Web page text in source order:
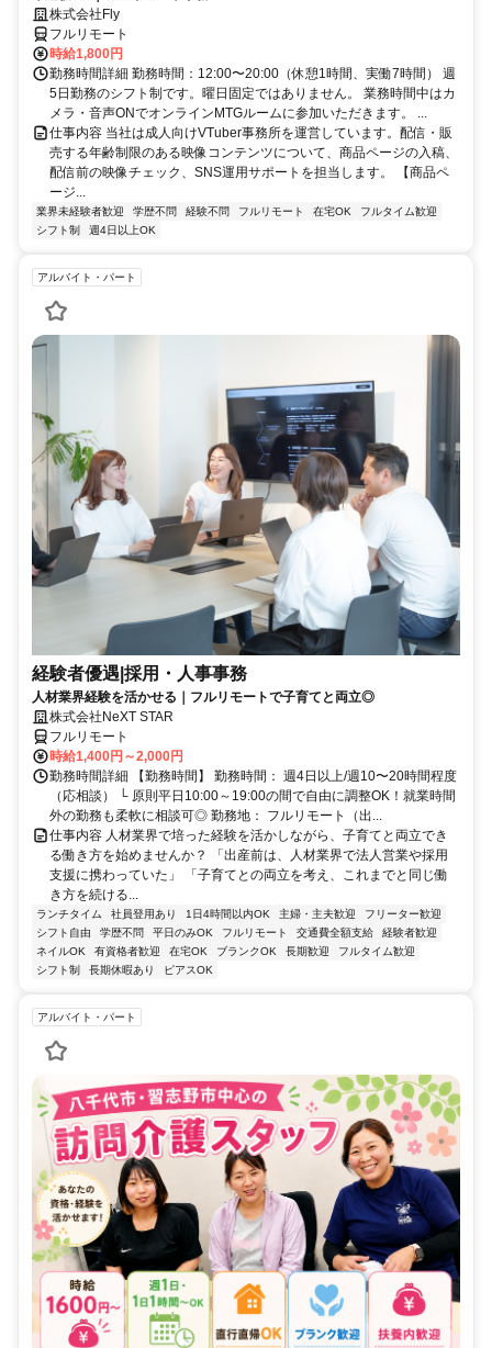
株式会社Fly
フルリモート
時給1,800円
勤務時間詳細 勤務時間：12:00〜20:00（休憩1時間、実働7時間） 週
5日勤務のシフト制です。曜日固定ではありません。 業務時間中はカ
メラ・音声ONでオンラインMTGルームに参加いただきます。 ...
仕事内容 当社は成人向けVTuber事務所を運営しています。配信・販
売する年齢制限のある映像コンテンツについて、商品ページの入稿、
配信前の映像チェック、SNS運用サポートを担当します。 【商品ペ
ージ...
業界未経験者歓迎 学歴不問 経験不問 フルリモート 在宅OK
フルタイム歓迎
シフト制
週4日以上OK
アルバイト・パート
経験者優遇|採用・人事事務
人材業界経験を活かせる｜フルリモートで子育てと両立◎
株式会社NeXT STAR
フルリモート
時給1,400円～2,000円
勤務時間詳細 【勤務時間】 勤務時間： 週4日以上/週10〜20時間程度
（応相談） └ 原則平日10:00～19:00の間で自由に調整OK！就業時間
外の勤務も柔軟に相談可◎ 勤務地： フルリモート（出...
仕事内容 人材業界で培った経験を活かしながら、子育てと両立でき
る働き方を始めませんか？ 「出産前は、人材業界で法人営業や採用
支援に携わっていた」 「子育てとの両立を考え、これまでと同じ働
き方を続ける...
ランチタイム 社員登用あり 1日4時間以内OK 主婦・主夫歓迎
フリーター歓迎
シフト自由
学歴不問 平日のみOK フルリモート 交通費全額支給
経験者歓迎
ネイルOK
有資格者歓迎 在宅OK ブランクOK 長期歓迎
フルタイム歓迎
シフト制
長期休暇あり ピアスOK
アルバイト・パート